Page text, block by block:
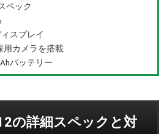
ペック
スプレイ
用カメラを搭載
バッテリー
の詳細スペックと対